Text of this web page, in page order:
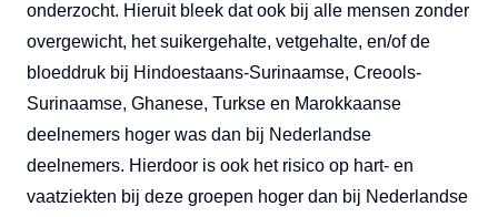
onderzocht. Hieruit bleek dat ook bij alle mensen zonder
overgewicht, het suikergehalte, vetgehalte, en/of de
bloeddruk bij Hindoestaans-Surinaamse, Creools-
Surinaamse, Ghanese, Turkse en Marokkaanse
deelnemers hoger was dan bij Nederlandse
deelnemers. Hierdoor is ook het risico op hart- en
vaatziekten bij deze groepen hoger dan bij Nederlandse